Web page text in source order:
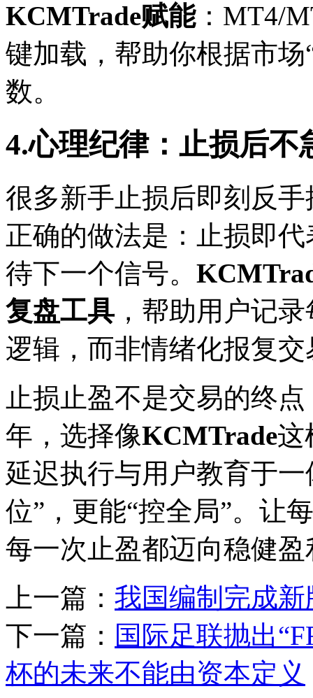
KCMTrade赋能：MT4/
键加载，帮助你根据市
数。
4.心理纪律：止损后不
很多新手止损后即刻反
正确的做法是：止损即
待下一个信号。
复盘工具，帮助用户记
逻辑，而非情绪化报复交
止损止盈不是交易的终
年，选择像KCMTrade这
延迟执行与用户教育于
位”，更能“控全局”。让
每一次止盈都迈向稳健盈
上一篇： 我国编制完成
下一篇： 国际足联抛出
杯的未来不能由资本定义